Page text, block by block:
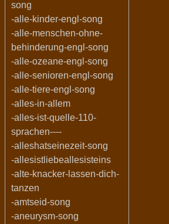
song
-alle-kinder-engl-song
-alle-menschen-ohne-
behinderung-engl-song
-alle-ozeane-engl-song
-alle-senioren-engl-song
-alle-tiere-engl-song
-alles-in-allem
-alles-ist-quelle-110-
sprachen----
-alleshatseinezeit-song
-allesistliebeallesisteins
-alte-knacker-lassen-dich-
tanzen
-amtseid-song
-aneurysm-song